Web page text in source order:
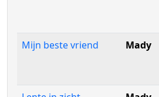
Mijn beste vriend
Mady